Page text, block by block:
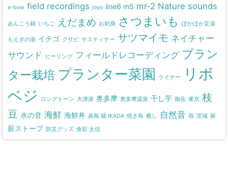
e-bow field recordings joyo line6 m5 mr-2 Nature sounds
あんこう鍋 いちご えだまめ お刺身 さつまいも ぽかぽか足湯
もえぎの湯 イチゴ クサビ サスティナー サツマイモ ネイチャー
サウンド
ヒーリング フィールドレコーディング プラン
ター栽培 プランター菜園 ライナー
リボ
ベジ
ロングトーン 大津港 奥多摩 奥多摩温泉 干し芋 御岳 東京 枝
豆 水の音 海鮮 海鮮丼 炭鳥 蔵 IKADA 焼き鳥 癒し 自然音 苺 茨城 薪
薪ストーブ 防災グッズ 食彩 太信